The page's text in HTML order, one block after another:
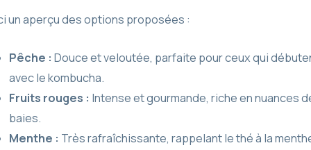
un aperçu des options proposées :
Pêche : Douce et veloutée, parfaite pour ceux qui
avec le kombucha.
Fruits rouges : Intense et gourmande, riche en nuances
baies.
Menthe : Très rafraîchissante, rappelant le thé à la